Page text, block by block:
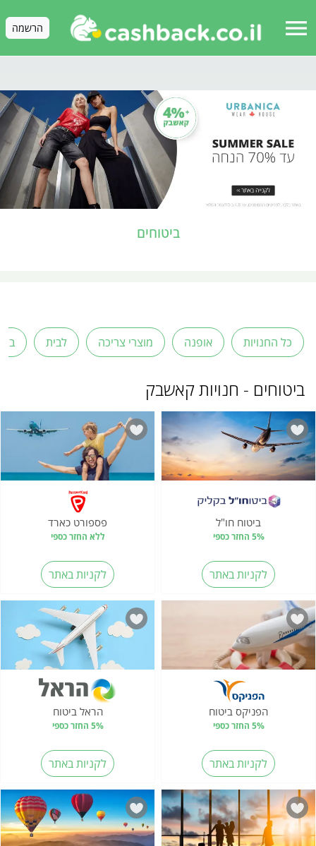
menu הרשמה
ביטוחים
כל החנויות אופנה מוצרי צריכה לבית
ביטוחים - חנויות קאשבק
ביטוח חו"ל
5% החזר כספי
לקניות באתר
פספורט כארד
ללא החזר כספי
לקניות באתר
הפניקס ביטוח
5% החזר כספי
לקניות באתר
הראל ביטוח
5% החזר כספי
לקניות באתר